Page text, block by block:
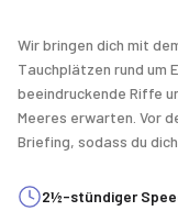
Wir bringen dich mit
Tauchplätzen rund um
beeindruckende Riffe
Meeres erwarten. Vor
Briefing, sodass du
2½-stündiger